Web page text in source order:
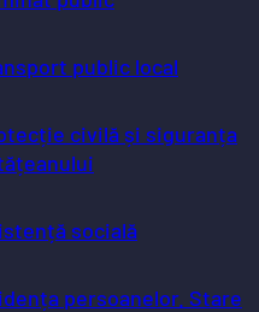
public local
civilă și siguranța
socială
persoanelor. Stare